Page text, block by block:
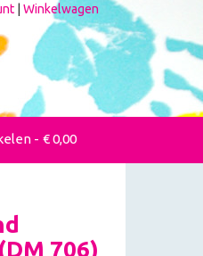
Winkelwagen
€ 0,00
706)